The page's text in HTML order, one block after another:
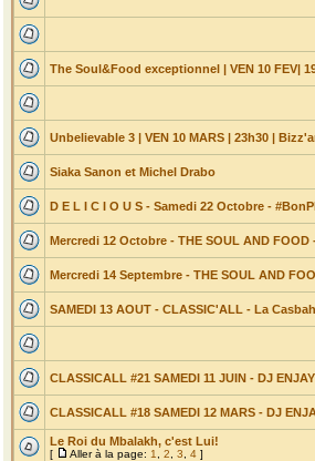
The Soul&Food exceptionnel | VEN 10 FEV|
Unbelievable 3 | VEN 10 MARS | 23h30 |
Siaka Sanon et Michel Drabo
D E L I C I O U S - Samedi 22 Octobre -
Mercredi 12 Octobre - THE SOUL AND FOOD
Mercredi 14 Septembre - THE SOUL AND
SAMEDI 13 AOUT - CLASSIC'ALL - La
CLASSICALL #21 SAMEDI 11 JUIN - DJ
CLASSICALL #18 SAMEDI 12 MARS - DJ
Le Roi du Mbalakh, c'est Lui!
[ Aller à la page: 1 2 3 4 ]